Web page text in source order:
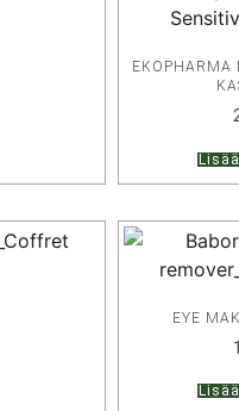
EKOPHARMA
EYE